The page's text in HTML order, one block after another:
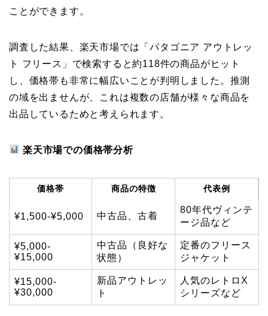
ことができます。
調査した結果、楽天市場では「パタゴニア アウトレッ
ト フリース」で検索すると約118件の商品がヒット
し、価格帯も非常に幅広いことが判明しました。推測
の域を出ませんが、これは複数の店舗が様々な商品を
出品しているためと考えられます。
楽天市場での価格帯分析
価格帯 商品の特徴 代表例
¥1,500-¥5,000 中古品、古着
80年代ヴィンテ
ージ品など
¥5,000-
¥15,000
中古品（良好な
状態）
定番のフリース
ジャケット
¥15,000-
¥30,000
新品アウトレッ
ト
人気のレトロX
シリーズなど